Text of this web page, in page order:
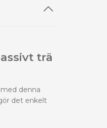
trä
denna
det enkelt